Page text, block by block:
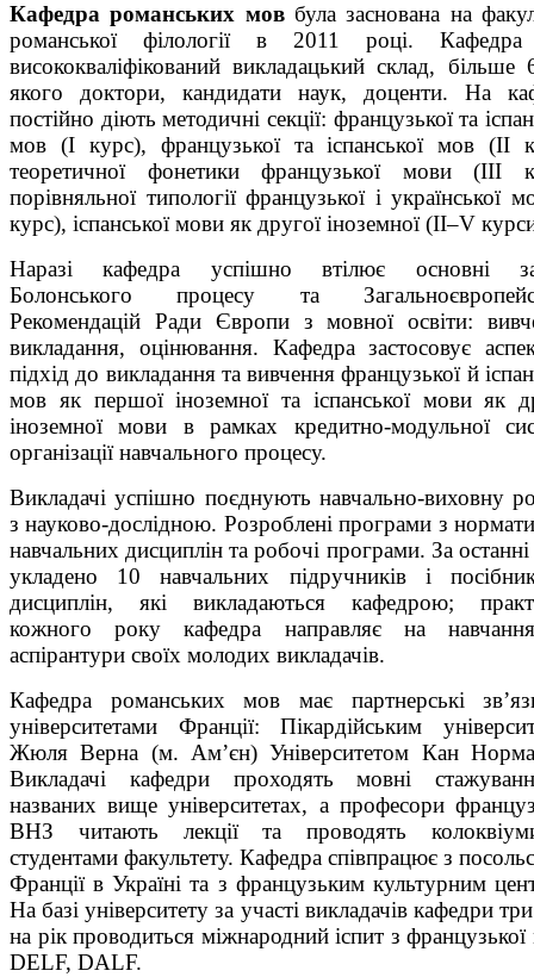
Кафедра романських мовбула заснована на
романської філології в 2011 році.
висококваліфікований викладацький склад, більше
якого доктори, кандидати наук, доценти. На
постійно діють методичні секції: французької та
мов (І курс), французької та іспанської мов (ІІ
теоретичної фонетики французької мови (ІІІ
порівняльної типології французької і української
курс), іспанської мови як другої іноземної (ІІ–V
Наразі кафедра успішно втілює основні
Болонського процесу та
Рекомендацій Ради Європи з мовної освіти:
викладання, оцінювання. Кафедра застосовує
підхід до викладання та вивчення французької й
мов як першої іноземної та іспанської мови як
іноземної мови в рамках кредитно-модульної
організації навчального процесу.
Викладачі успішно поєднують навчально-виховну
з науково-дослідною. Розроблені програми з
навчальних дисциплін та робочі програми. За
укладено 10 навчальних підручників і
дисциплін, які викладаються кафедрою;
кожного року кафедра направляє на
аспірантури своїх молодих викладачів.
Кафедра романських мов має партнерські
університетами Франції: Пікардійським
Жюля Верна (м. Ам’єн) Університетом Кан
Викладачі кафедри проходять мовні
названих вище університетах, а професори
ВНЗ читають лекції та проводять
студентами факультету. Кафедра співпрацює з
Франції в Україні та з французьким культурним
На базі університету за участі викладачів кафедри
на рік проводиться міжнародний іспит з
DELF, DALF.